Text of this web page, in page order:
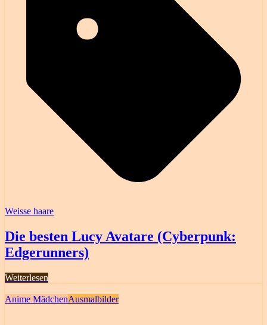
Weisse haare
Die besten Lucy Avatare (Cyberpunk:
Edgerunners)
Weiterlesen
Anime MädchenAusmalbilder